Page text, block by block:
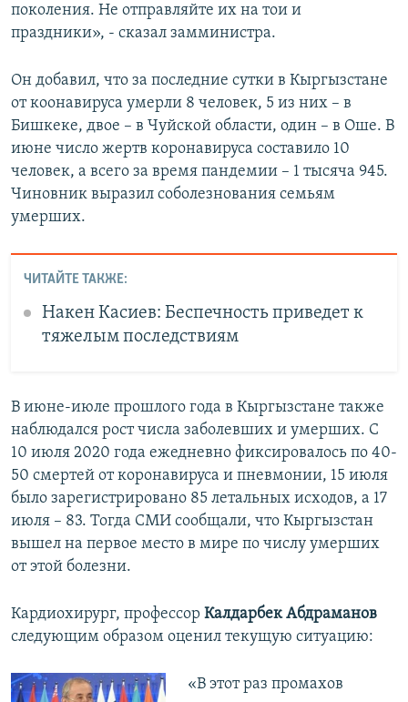
поколения. Не отправляйте их на тои и
праздники», - сказал замминистра.
Он добавил, что за последние сутки в Кыргызстане
от коонавируса умерли 8 человек, 5 из них – в
Бишкеке, двое – в Чуйской области, один – в Оше. В
июне число жертв коронавируса составило 10
человек, а всего за время пандемии – 1 тысяча 945.
Чиновник выразил соболезнования семьям
умерших.
ЧИТАЙТЕ ТАКЖЕ:
Накен Касиев: Беспечность приведет к
тяжелым последствиям
В июне-июле прошлого года в Кыргызстане также
наблюдался рост числа заболевших и умерших. С
10 июля 2020 года ежедневно фиксировалось по 40-
50 смертей от коронавируса и пневмонии, 15 июля
было зарегистрировано 85 летальных исходов, а 17
июля – 83. Тогда СМИ сообщали, что Кыргызстан
вышел на первое место в мире по числу умерших
от этой болезни.
Кардиохирург, профессор Калдарбек Абдраманов
следующим образом оценил текущую ситуацию:
«В этот раз промахов